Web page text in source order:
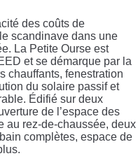
des coûts de
scandinave dans une
La Petite Ourse est
et se démarque par la
chauffants, fenestration
du solaire passif et
Édifié sur deux
de l’espace des
au rez-de-chaussée, deux
complètes, espace de